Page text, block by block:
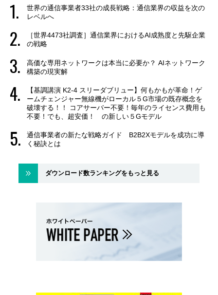
世界の通信事業者33社の成長戦略：通信業界の収益を次の
レベルへ
［世界4473社調査］通信業界におけるAI成熟度と先駆企業
の戦略
高価な専用ネットワークは本当に必要か？ AIネットワーク
構築の現実解
【基調講演 K2-4 スリーダブリュー】何もかもが革命！ゲ
ームチェンジャー無線機がローカル５G市場の既存概念を
破壊する！！ コアサーバー不要！毎年のライセンス費用も
不要！でも、超安価！ の新しい５Gモデル
通信事業者の新たな戦略ガイド B2B2Xモデルを成功に導
く秘訣とは
ダウンロード数ランキングをもっと見る